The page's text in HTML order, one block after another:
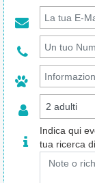
Indica qui
tua ricerca